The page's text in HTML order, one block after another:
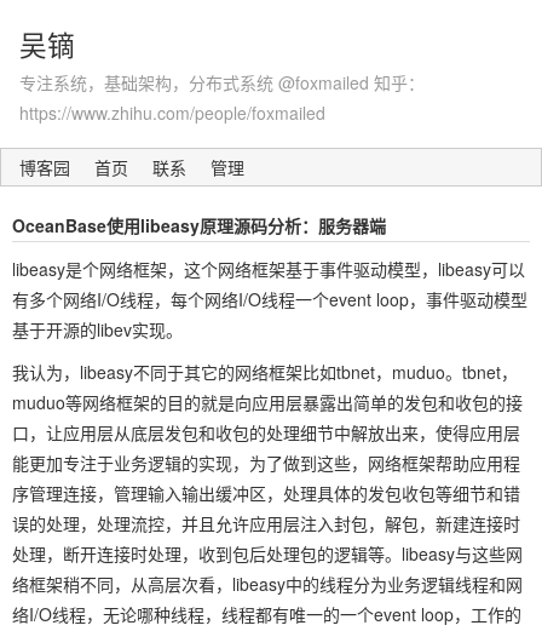
吴镝
专注系统，基础架构，分布式系统 @foxmailed 知乎：
https://www.zhihu.com/people/foxmailed
博客园 首页 联系 管理
OceanBase使用libeasy原理源码分析：服务器端
libeasy是个网络框架，这个网络框架基于事件驱动模型，libeasy可以
有多个网络I/O线程，每个网络I/O线程一个event loop，事件驱动模型
基于开源的libev实现。
我认为，libeasy不同于其它的网络框架比如tbnet，muduo。tbnet，
muduo等网络框架的目的就是向应用层暴露出简单的发包和收包的接
口，让应用层从底层发包和收包的处理细节中解放出来，使得应用层
能更加专注于业务逻辑的实现，为了做到这些，网络框架帮助应用程
序管理连接，管理输入输出缓冲区，处理具体的发包收包等细节和错
误的处理，处理流控，并且允许应用层注入封包，解包，新建连接时
处理，断开连接时处理，收到包后处理包的逻辑等。libeasy与这些网
络框架稍不同，从高层次看，libeasy中的线程分为业务逻辑线程和网
络I/O线程，无论哪种线程，线程都有唯一的一个event loop，工作的